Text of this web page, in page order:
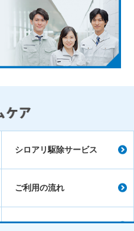
シロアリ駆除サービス
ご利用の流れ
シロアリ駆除コラム